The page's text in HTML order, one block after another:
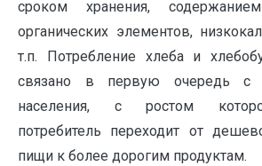
сроком хранения,
органических элементов,
т.п. Потребление хлеба и
связано в первую очередь с
населения, с ростом
потребитель переходит от
пищи к более дорогим продуктам.